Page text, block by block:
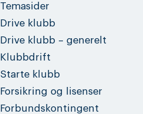
Temasider
Drive klubb
Drive klubb – generelt
Klubbdrift
Starte klubb
Forsikring og lisenser
Forbundskontingent